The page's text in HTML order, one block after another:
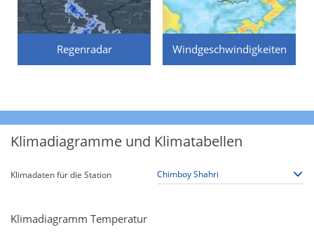
Regenradar Windgeschwindigkeiten
Klimadiagramme und Klimatabellen
Klimadaten für die Station
Klimadiagramm Temperatur